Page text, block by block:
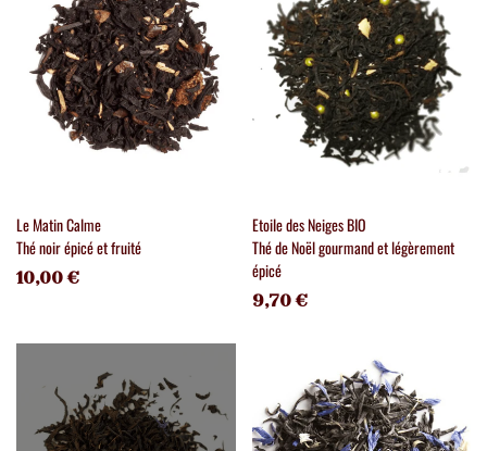
Le Matin Calme
Thé noir épicé et fruité
10,00 €
Etoile des Neiges BIO
Thé de Noël gourmand et légèrement
épicé
9,70 €